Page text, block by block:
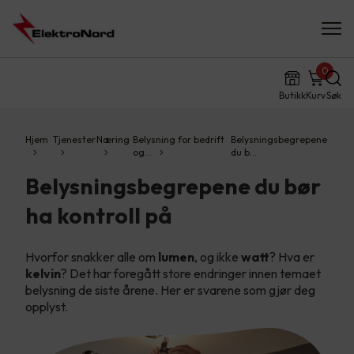
ButikkKurv
0
Søk
Hjem TjenesterNæring Belysning for bedrift
og…
Belysningsbegrepene
du b…
Belysningsbegrepene du bør
ha kontroll på
Hvorfor snakker alle om lumen, og ikke watt? Hva er
kelvin? Det har foregått store endringer innen temaet
belysning de siste årene. Her er svarene som gjør deg
opplyst.